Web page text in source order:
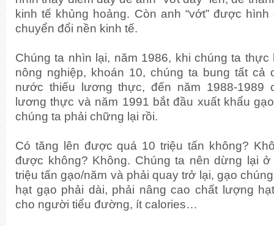
kinh tế khủng hoảng. Còn anh “vớt” được
chuyển đổi nền kinh tế.
Chúng ta nhìn lại, năm 1986, khi chúng ta thực
nông nghiệp, khoán 10, chúng ta bung tất cả
nước thiếu lương thực, đến năm 1988-1989
lương thực và năm 1991 bắt đầu xuất khẩu
chúng ta phải chững lại rồi.
Có tăng lên được quá 10 triệu tấn không?
được không? Không. Chúng ta nên dừng lại
triệu tấn gạo/năm và phải quay trở lại, gạo
hạt gạo phải dài, phải nâng cao chất lượng
cho người tiểu đường, ít calories…